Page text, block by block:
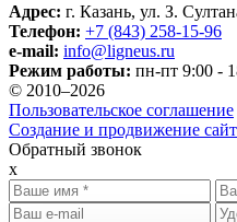
Адрес: г. Казань, ул. З.
Телефон: +7 (843) 258-15-96
e-mail: info@ligneus.ru
Режим работы: пн-пт 9:00 -
© 2010–2026
Пользовательское соглашение
Создание и продвижение
Обратный звонок
x